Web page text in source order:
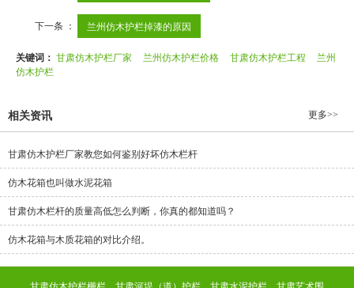
下一条 ： 兰州仿木护栏​掉漆的原因
关键词： 甘肃仿木护栏厂家 兰州仿木护栏价格 甘肃仿木护栏工程
兰州
仿木护栏
相关资讯 更多>>
甘肃仿木护栏厂家教您如何鉴别好坏仿木栏杆
仿木花箱也叫做水泥花箱
甘肃仿木栏杆​的质量高低怎么判断，你真的都知道吗？
仿木花箱与木质花箱的对比介绍。